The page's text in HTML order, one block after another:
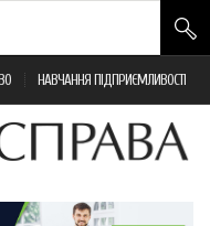
НАВЧАННЯ ПІДПРИЄМЛИВОСТІ